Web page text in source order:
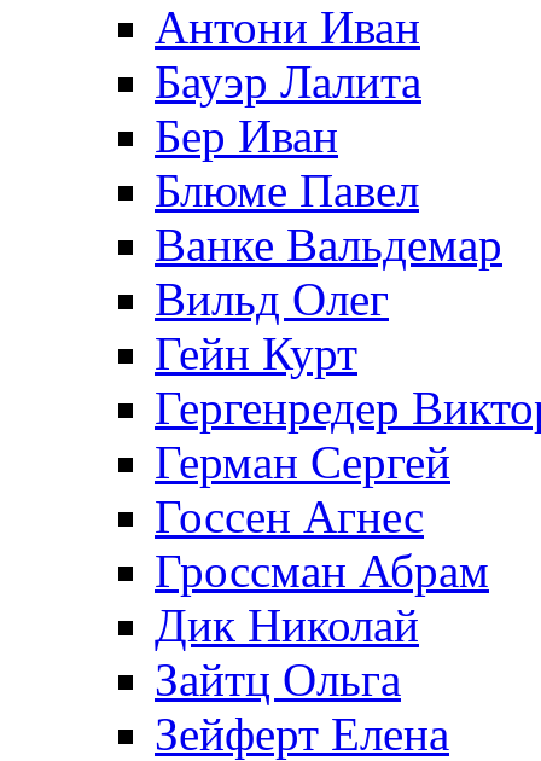
Антони Иван
Бауэр Лалита
Бер Иван
Блюме Павел
Ванке Вальдемар
Вильд Олег
Гейн Курт
Гергенредер
Герман Сергей
Госсен Агнес
Гроссман Абрам
Дик Николай
Зайтц Ольга
Зейферт Елена